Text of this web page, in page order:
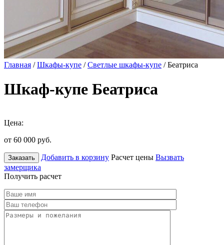
Главная /Шкафы-купе /Светлые шкафы-купе / Беатриса
Шкаф-купе Беатриса
Цена:
от 60 000 руб.
Заказать Добавить в корзину Расчет цены Вызвать
замерщика
Получить расчет